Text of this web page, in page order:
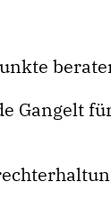
Gangelt